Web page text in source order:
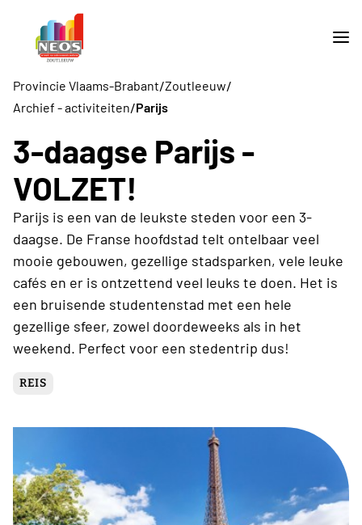
Provincie Vlaams-Brabant/Zoutleeuw/
Archief - activiteiten/Parijs
3-daagse Parijs -
VOLZET!
Parijs is een van de leukste steden voor een 3-
daagse. De Franse hoofdstad telt ontelbaar veel
mooie gebouwen, gezellige stadsparken, vele leuke
cafés en er is ontzettend veel leuks te doen. Het is
een bruisende studentenstad met een hele
gezellige sfeer, zowel doordeweeks als in het
weekend. Perfect voor een stedentrip dus!
REIS